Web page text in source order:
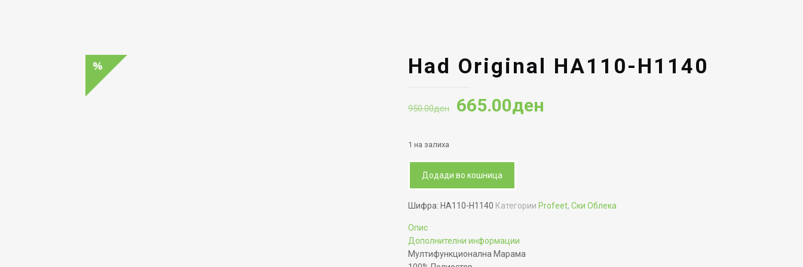
Had Original HA110-H1140
950.00ден
Original
950.00ден.
665.00ден
1 на залиха
Додади во кошница
Шифра: HA110-H1140 Категории Profeet, Ски Облека
Опис
Дополнителни информации
Мултифункционална Марама